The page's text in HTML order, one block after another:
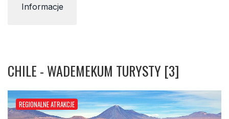
Informacje
CHILE - WADEMEKUM TURYSTY [3]
REGIONALNE ATRAKCJE